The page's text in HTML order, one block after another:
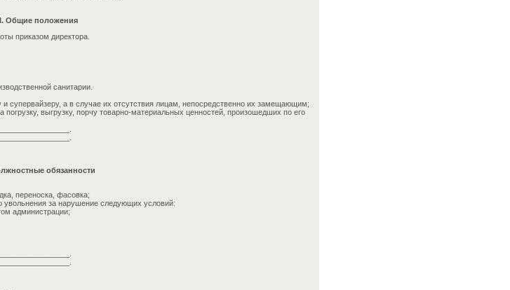
I. Общие положения
приказом директора.
санитарии.
и супервайзеру, а в случае их отсутствия лицам, непосредственно их замещающим;
выгрузку, порчу товарно-материальных ценностей, произошедших по его
обязанности
переноска, фасовка;
увольнения за нарушение следующих условий:
администрации;